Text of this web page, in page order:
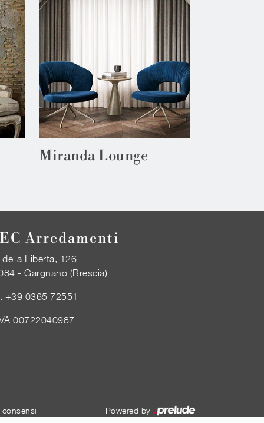
Miranda Lounge
Arredamenti
della Liberta, 126
- Gargnano (Brescia)
+39 0365 72551
00722040987
Powered by